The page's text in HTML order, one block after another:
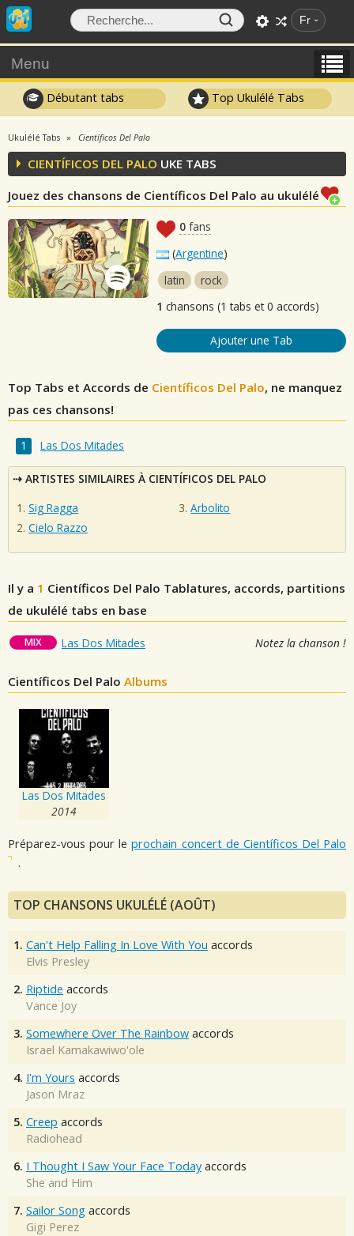
Fr
Menu
Débutant tabs Top Ukulélé Tabs
Ukulélé Tabs Científicos Del Palo
CIENTÍFICOS DEL PALO UKE TABS
Jouez des chansons de Científicos Del Palo au ukulélé
0 fans
(Argentine)
latin
rock
1 chansons (1 tabs et 0 accords)
Ajouter une Tab
Top Tabs et Accords de Científicos Del Palo, ne manquez
pas ces chansons!
Las Dos Mitades
ARTISTES SIMILAIRES À CIENTÍFICOS DEL PALO
Sig Ragga
Cielo Razzo
Arbolito
Il y a 1 Científicos Del Palo Tablatures, accords, partitions
de ukulélé tabs en base
MIX Las Dos Mitades Notez la chanson !
Científicos Del Palo Albums
Las Dos Mitades
2014
Préparez-vous pour leprochain concert de Científicos Del Palo
.
TOP CHANSONS UKULÉLÉ (AOÛT)
1. Can't Help Falling In Love With You accords
Elvis Presley
2. Riptide accords
Vance Joy
3. Somewhere Over The Rainbow accords
Israel Kamakawiwo'ole
4. I'm Yours accords
Jason Mraz
5. Creep accords
Radiohead
6. I Thought I Saw Your Face Today accords
She and Him
7. Sailor Song accords
Gigi Perez